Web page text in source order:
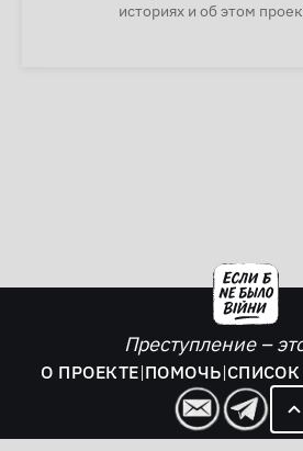
историях и об этом
Преступление –
О ПРОЕКТЕ|ПОМОЧЬ|